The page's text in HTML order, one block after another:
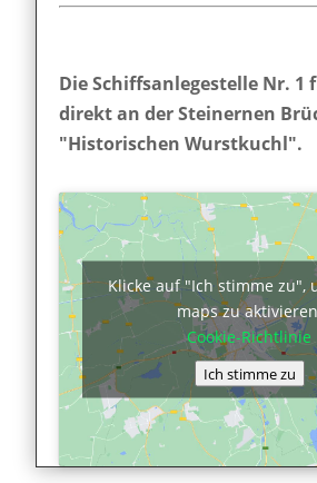
Die Schiffsanlegestelle Nr. 1
direkt an der Steinernen
"Historischen Wurstkuchl".
Klicke auf "Ich stimme zu",
maps zu aktivieren
Cookie-Richtlinie
Ich stimme zu